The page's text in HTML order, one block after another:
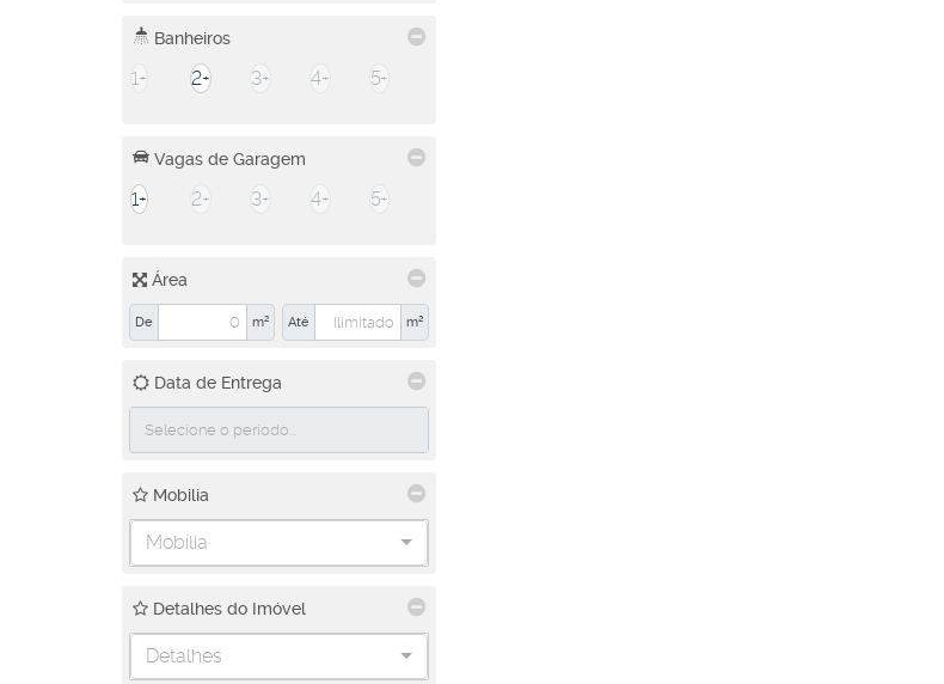
Banheiros
1+ 2+ 3+ 4+ 5+
Vagas de Garagem
1+ 2+ 3+ 4+ 5+
Área
De m² Até m²
Data de Entrega
Mobilia
Mobília
Detalhes do Imóvel
Detalhes